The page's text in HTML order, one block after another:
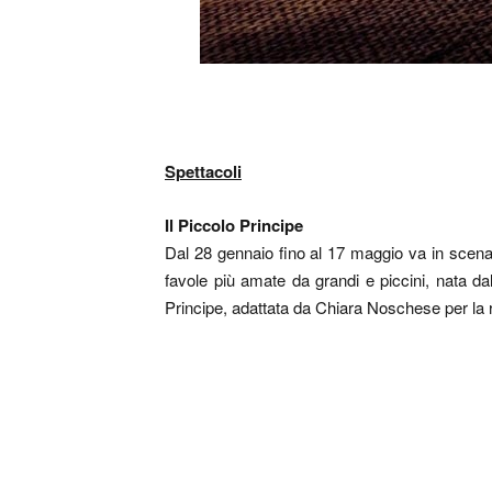
Spettacoli
Il Piccolo Principe
Dal 28 gennaio fino al 17 maggio va in
favole più amate da grandi e piccini, nata
Principe, adattata da Chiara Noschese per la